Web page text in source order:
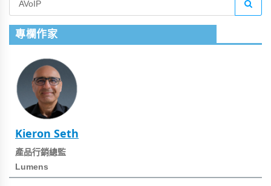
專欄作家
Kieron Seth
產品行銷總監
Lumens